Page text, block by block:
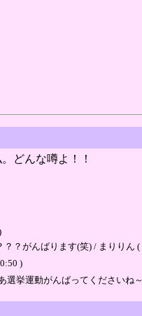
どんな噂よ！！
？がんばります(笑) / まりりん (
)
選挙運動がんばってくださいね